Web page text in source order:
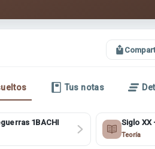
Tus notas
1BACHI
Siglo XX
Teoría